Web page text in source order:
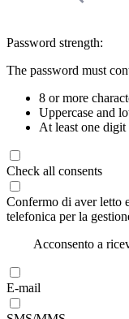
Password strength:
The password must
8 or more
Uppercase and
At least one digit
Check all consents
Confermo di aver letto
telefonica per la
Acconsento a
E-mail